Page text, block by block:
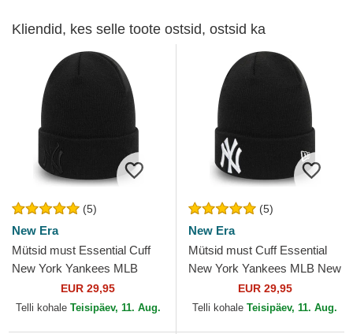
Kliendid, kes selle toote ostsid, ostsid ka
(5)
New Era
Mütsid must Essential Cuff
New York Yankees MLB
EUR 29,95
Telli kohale Teisipäev, 11. Aug.
(5)
New Era
Mütsid must Cuff Essential
New York Yankees MLB New
EUR 29,95
Telli kohale Teisipäev, 11. Aug.